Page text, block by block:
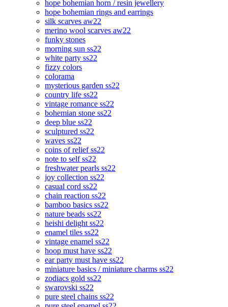
hope bohemian horn / resin jewellery
hope bohemian rings and earrings
silk scarves aw22
merino wool scarves aw22
funky stones
morning sun ss22
white party ss22
fizzy colors
colorama
mysterious garden ss22
country life ss22
vintage romance ss22
bohemian stone ss22
deep blue ss22
sculptured ss22
waves ss22
coins of relief ss22
note to self ss22
freshwater pearls ss22
joy collection ss22
casual cord ss22
chain reaction ss22
bamboo basics ss22
nature beads ss22
heishi delight ss22
enamel tiles ss22
vintage enamel ss22
hoop must have ss22
ear party must have ss22
miniature basics / miniature charms ss22
zodiacs gold ss22
swarovski ss22
pure steel chains ss22